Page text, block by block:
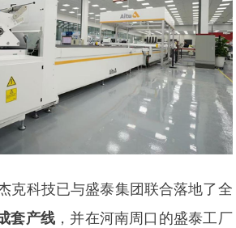
科技已与盛泰集团联合落地了全
套产线 ，并在河南周口的盛泰工厂